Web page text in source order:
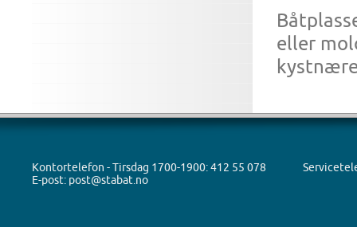
eller
Kontortelefon - Tirsdag 1700-1900: 412 55 078
E-post: post@stabat.no